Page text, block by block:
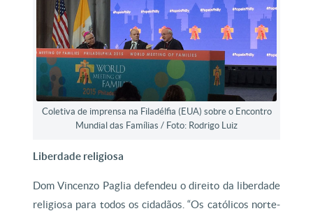
Coletiva de imprensa na Filadélfia (EUA) sobre o Encontro
Mundial das Famílias / Foto: Rodrigo Luiz
Liberdade religiosa
Dom Vincenzo Paglia defendeu o direito da liberdade
religiosa para todos os cidadãos. “Os católicos norte-